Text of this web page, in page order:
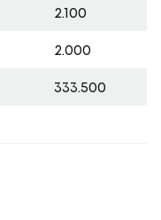
2.100
2.000
333.500